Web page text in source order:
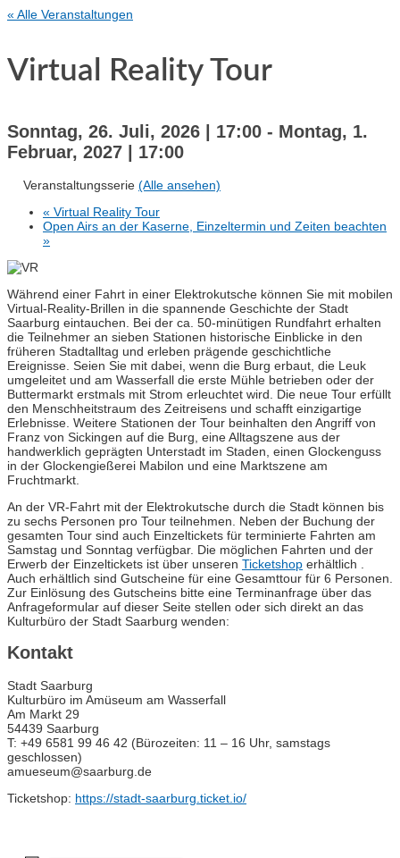
« Alle Veranstaltungen
Virtual Reality Tour
Sonntag, 26. Juli, 2026 | 17:00 - Montag, 1.
Februar, 2027 | 17:00
Veranstaltungsserie (Alle ansehen)
« Virtual Reality Tour
Open Airs an der Kaserne, Einzeltermin und Zeiten beachten
»
Während einer Fahrt in einer Elektrokutsche können Sie mit mobilen
Virtual-Reality-Brillen in die spannende Geschichte der Stadt
Saarburg eintauchen. Bei der ca. 50-minütigen Rundfahrt erhalten
die Teilnehmer an sieben Stationen historische Einblicke in den
früheren Stadtalltag und erleben prägende geschichtliche
Ereignisse. Seien Sie mit dabei, wenn die Burg erbaut, die Leuk
umgeleitet und am Wasserfall die erste Mühle betrieben oder der
Buttermarkt erstmals mit Strom erleuchtet wird. Die neue Tour erfüllt
den Menschheitstraum des Zeitreisens und schafft einzigartige
Erlebnisse. Weitere Stationen der Tour beinhalten den Angriff von
Franz von Sickingen auf die Burg, eine Alltagszene aus der
handwerklich geprägten Unterstadt im Staden, einen Glockenguss
in der Glockengießerei Mabilon und eine Marktszene am
Fruchtmarkt.
An der VR-Fahrt mit der Elektrokutsche durch die Stadt können bis
zu sechs Personen pro Tour teilnehmen. Neben der Buchung der
gesamten Tour sind auch Einzeltickets für terminierte Fahrten am
Samstag und Sonntag verfügbar. Die möglichen Fahrten und der
Erwerb der Einzeltickets ist über unseren Ticketshop erhältlich .
Auch erhältlich sind Gutscheine für eine Gesamttour für 6 Personen.
Zur Einlösung des Gutscheins bitte eine Terminanfrage über das
Anfrageformular auf dieser Seite stellen oder sich direkt an das
Kulturbüro der Stadt Saarburg wenden:
Kontakt
Stadt Saarburg
Kulturbüro im Amüseum am Wasserfall
Am Markt 29
54439 Saarburg
T: +49 6581 99 46 42 (Bürozeiten: 11 – 16 Uhr, samstags
geschlossen)
amueseum@saarburg.de
Ticketshop: https://stadt-saarburg.ticket.io/